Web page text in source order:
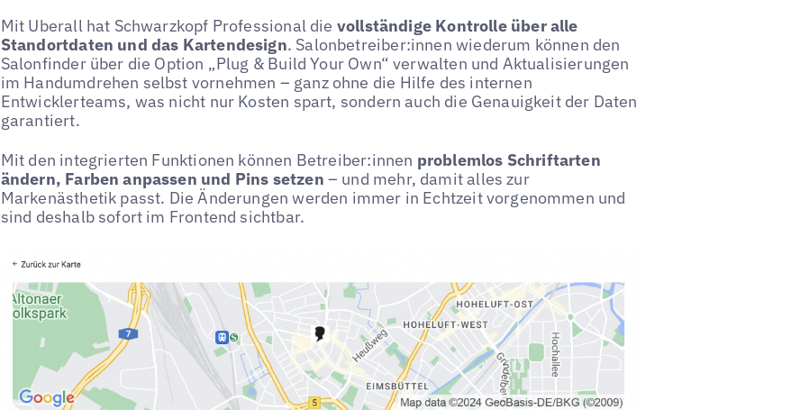
Mit Uberall hat Schwarzkopf Professional die vollständige Kontrolle über alle
Standortdaten und das Kartendesign. Salonbetreiber:innen wiederum können den
Salonfinder über die Option „Plug & Build Your Own“ verwalten und Aktualisierungen
im Handumdrehen selbst vornehmen – ganz ohne die Hilfe des internen
Entwicklerteams, was nicht nur Kosten spart, sondern auch die Genauigkeit der Daten
garantiert.
Mit den integrierten Funktionen können Betreiber:innen problemlos Schriftarten
ändern, Farben anpassen und Pins setzen – und mehr, damit alles zur
Markenästhetik passt. Die Änderungen werden immer in Echtzeit vorgenommen und
sind deshalb sofort im Frontend sichtbar.